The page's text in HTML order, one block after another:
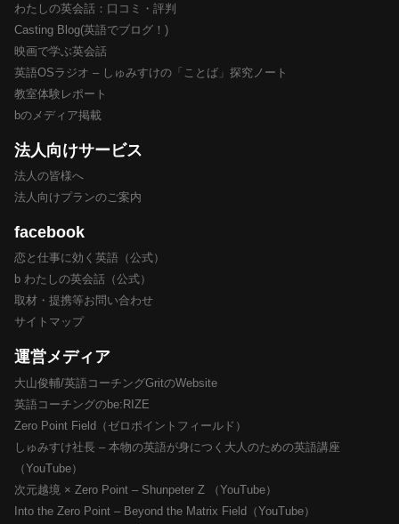
わたしの英会話：口コミ・評判
Casting Blog(英語でブログ！)
映画で学ぶ英会話
英語OSラジオ – しゅみすけの「ことば」探究ノート
教室体験レポート
bのメディア掲載
法人向けサービス
法人の皆様へ
法人向けプランのご案内
facebook
恋と仕事に効く英語（公式）
b わたしの英会話（公式）
取材・提携等お問い合わせ
サイトマップ
運営メディア
大山俊輔/英語コーチングGritのWebsite
英語コーチングのbe:RIZE
Zero Point Field（ゼロポイントフィールド）
しゅみすけ社長 – 本物の英語が身につく大人のための英語講座
（YouTube）
次元越境 × Zero Point – Shunpeter Z （YouTube）
Into the Zero Point – Beyond the Matrix Field（YouTube）